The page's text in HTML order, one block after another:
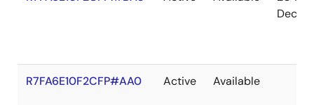
Dec
R7FA6E10F2CFP#AA0 Active Available